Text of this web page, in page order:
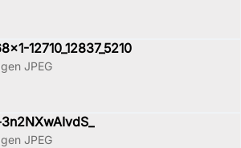
12710_12837_5210
JPEG
JPEG